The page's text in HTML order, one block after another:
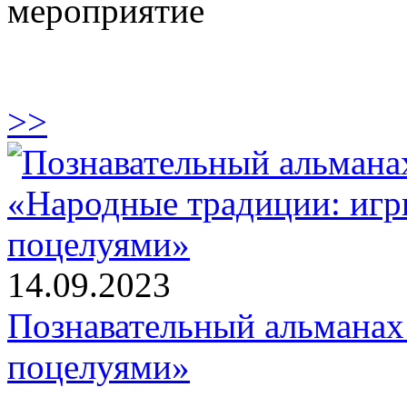
мероприятие
>>
14.09.2023
Познавательный
поцелуями»